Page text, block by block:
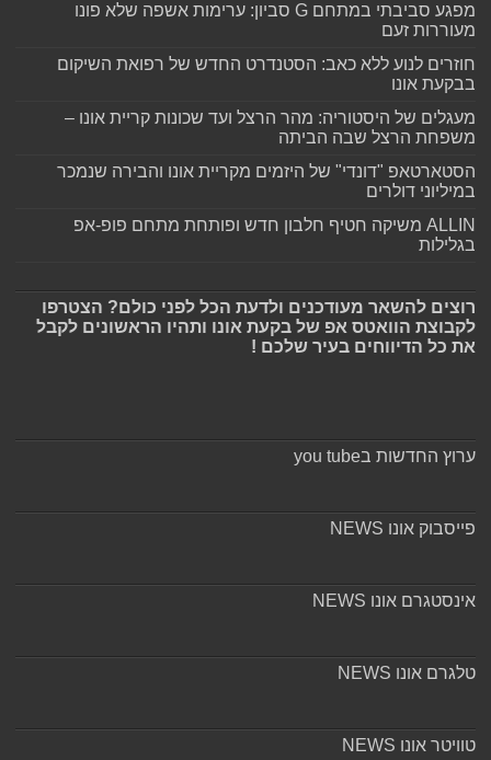
מפגע סביבתי במתחם G סביון: ערימות אשפה שלא פונו
מעוררות זעם
חוזרים לנוע ללא כאב: הסטנדרט החדש של רפואת השיקום
בבקעת אונו
מעגלים של היסטוריה: מהר הרצל ועד שכונות קריית אונו –
משפחת הרצל שבה הביתה
הסטארטאפ "דונדי" של היזמים מקריית אונו והבירה שנמכר
במיליוני דולרים
ALLIN משיקה חטיף חלבון חדש ופותחת מתחם פופ-אפ
בגלילות
רוצים להשאר מעודכנים ולדעת הכל לפני כולם? הצטרפו
לקבוצת הוואטס אפ של בקעת אונו ותהיו הראשונים לקבל
את כל הדיווחים בעיר שלכם !
ערוץ החדשות בyou tube
פייסבוק אונו NEWS
אינסטגרם אונו NEWS
טלגרם אונו NEWS
טוויטר אונו NEWS